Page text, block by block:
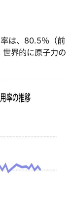
は、80.5％（前
界的に原子力の